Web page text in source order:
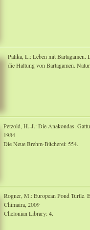
Palika, L.: Leben mit Bartagamen.
die Haltung von Bartagamen.
Petzold, H.-J.: Die Anakondas.
1984
Die Neue Brehm-Bücherei: 554.
Rogner, M.: European Pond Turtle.
Chimaira, 2009
Chelonian Library: 4.